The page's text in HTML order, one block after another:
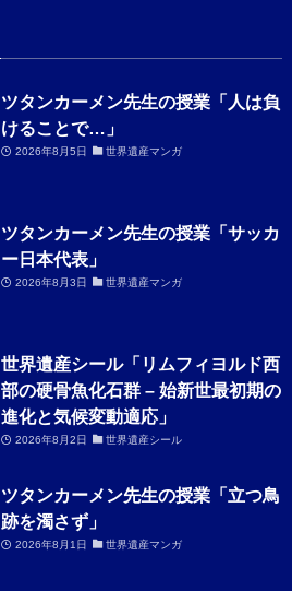
ツタンカーメン先生の授業「人は負
けることで…」
2026年8月5日 世界遺産マンガ
ツタンカーメン先生の授業「サッカ
ー日本代表」
2026年8月3日 世界遺産マンガ
世界遺産シール「リムフィヨルド西
部の硬骨魚化石群 – 始新世最初期の
進化と気候変動適応」
2026年8月2日 世界遺産シール
ツタンカーメン先生の授業「立つ鳥
跡を濁さず」
2026年8月1日 世界遺産マンガ